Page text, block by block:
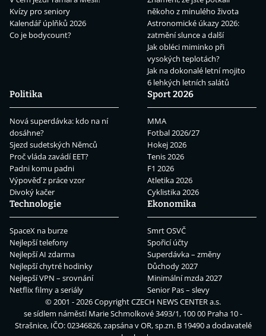
Kvízy pro seniory
Kalendář úplňků 2026
Co je bodycount?
někoho z minulého života
Astronomické úkazy 2026:
zatmění slunce a další
Jak obléci miminko při
vysokých teplotách?
Jak na dokonalé letní mojito
6 lehkých letních salátů
Politika
Nová superdávka: kdo na ní
dosáhne?
Sjezd sudetských Němců
Proč vláda zavádí EET?
Padni komu padni
Výpověď z práce vzor
Divoký kačer
Sport 2026
MMA
Fotbal 2026/27
Hokej 2026
Tenis 2026
F1 2026
Atletika 2026
Cyklistika 2026
Technologie
SpaceX na burze
Nejlepší telefony
Nejlepší AI zdarma
Nejlepší chytré hodinky
Nejlepší VPN – srovnání
Netflix filmy a seriály
Ekonomika
Smrt OSVČ
Spořicí účty
Superdávka – změny
Důchody 2027
Minimální mzda 2027
Senior Pas – slevy
© 2001 - 2026 CopyrightCZECH NEWS CENTER a.s.
se sídlem náměstí Marie Schmolkové 3493/1, 100 00 Praha 10 -
Strašnice, IČO: 02346826, zapsána v OR, sp.zn. B 19490 a dodavatelé